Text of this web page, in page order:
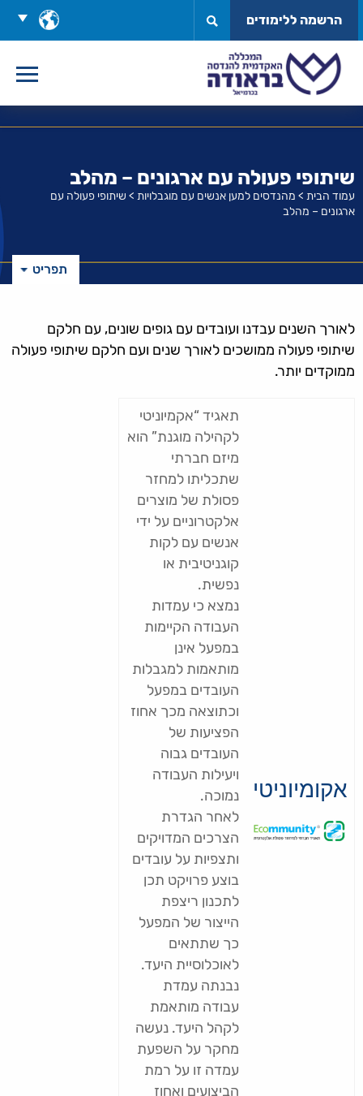
לתוכן
בחר
שפה
הרשמה ללימודים
שיתופי פעולה עם ארגונים – מהלב
עמוד הבית > מהנדסים למען אנשים עם מוגבלויות > שיתופי פעולה עם
ארגונים – מהלב
תפריט
לאורך השנים עבדנו ועובדים עם גופים שונים, עם חלקם
שיתופי פעולה ממושכים לאורך שנים ועם חלקם שיתופי פעולה
ממוקדים יותר.
אקומיוניטי
תאגיד “אקמיוניטי
לקהילה מוגנת” הוא
מיזם חברתי
שתכליתו למחזר
פסולת של מוצרים
אלקטרוניים על ידי
אנשים עם לקות
קוגניטיבית או
נפשית.
נמצא כי עמדות
העבודה הקיימות
במפעל אינן
מותאמות למגבלות
העובדים במפעל
וכתוצאה מכך אחוז
הפציעות של
העובדים גבוה
ויעילות העבודה
נמוכה.
לאחר הגדרת
הצרכים המדויקים
ותצפיות על עובדים
בוצע פרויקט תכן
לתכנון ריצפת
הייצור של המפעל
כך שתתאים
לאוכלוסיית היעד.
נבנתה עמדת
עבודה מותאמת
לקהל היעד. נעשה
מחקר על השפעת
עמדה זו על רמת
הביצועים ואחוז